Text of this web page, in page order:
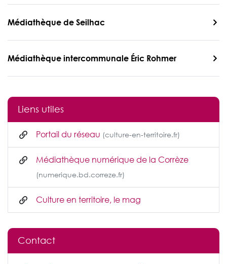
Médiathèque de Seilhac
Médiathèque intercommunale Éric Rohmer
Liens utiles
Portail du réseau (culture-en-territoire.fr)
Médiathèque numérique de la Corrèze
(numerique.bd.correze.fr)
Culture en territoire, le mag
Contact